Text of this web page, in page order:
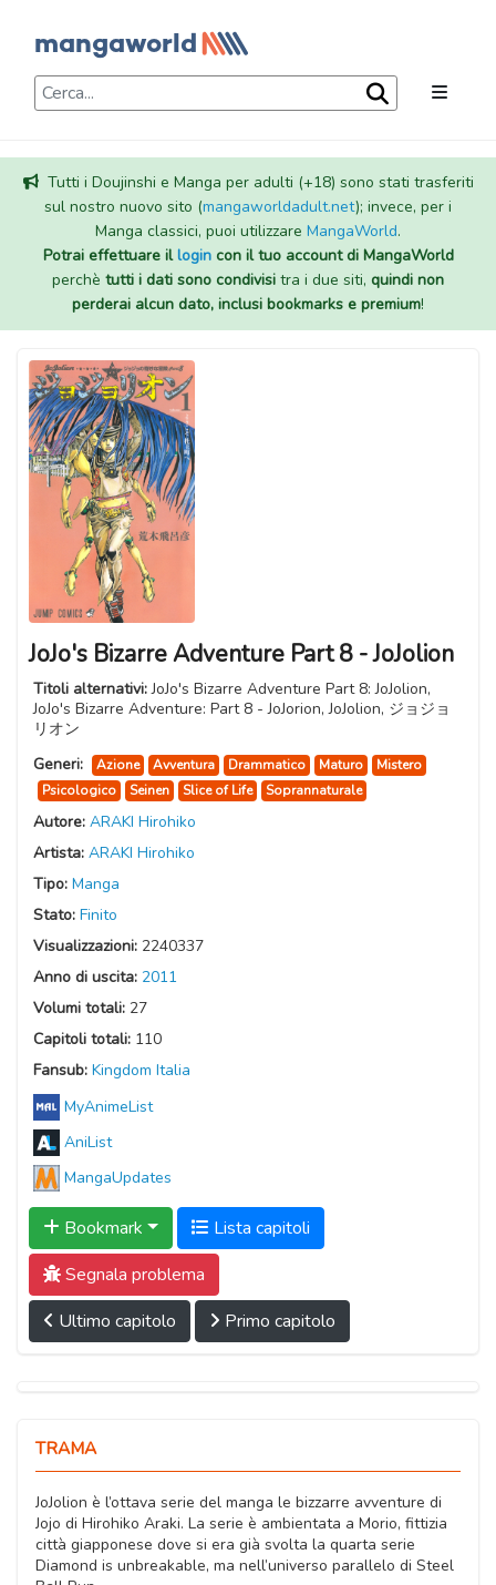
Tutti i Doujinshi e Manga per adulti (+18) sono stati trasferiti
sul nostro nuovo sito (mangaworldadult.net); invece, per i
Manga classici, puoi utilizzare MangaWorld.
Potrai effettuare illogincon il tuo account di MangaWorld
perchè tutti i dati sono condivisi tra i due siti, quindi non
perderai alcun dato, inclusi bookmarks e premium!
JoJo's Bizarre Adventure Part 8 - JoJolion
Titoli alternativi:JoJo's Bizarre Adventure Part 8: JoJolion,
JoJo's Bizarre Adventure: Part 8 - JoJorion, JoJolion, ジョジョ
リオン
Generi:
Azione Avventura Drammatico Maturo
Mistero
Psicologico
Seinen Slice of Life Soprannaturale
Autore: ARAKI Hirohiko
Artista: ARAKI Hirohiko
Tipo: Manga
Stato: Finito
Visualizzazioni: 2240337
Anno di uscita: 2011
Volumi totali: 27
Capitoli totali: 110
Fansub: Kingdom Italia
MyAnimeList
AniList
MangaUpdates
Bookmark
Lista capitoli
Segnala problema
Ultimo capitolo
Primo capitolo
TRAMA
JoJolion è l’ottava serie del manga le bizzarre avventure di
Jojo di Hirohiko Araki. La serie è ambientata a Morio, fittizia
città giapponese dove si era già svolta la quarta serie
Diamond is unbreakable, ma nell’universo parallelo di Steel